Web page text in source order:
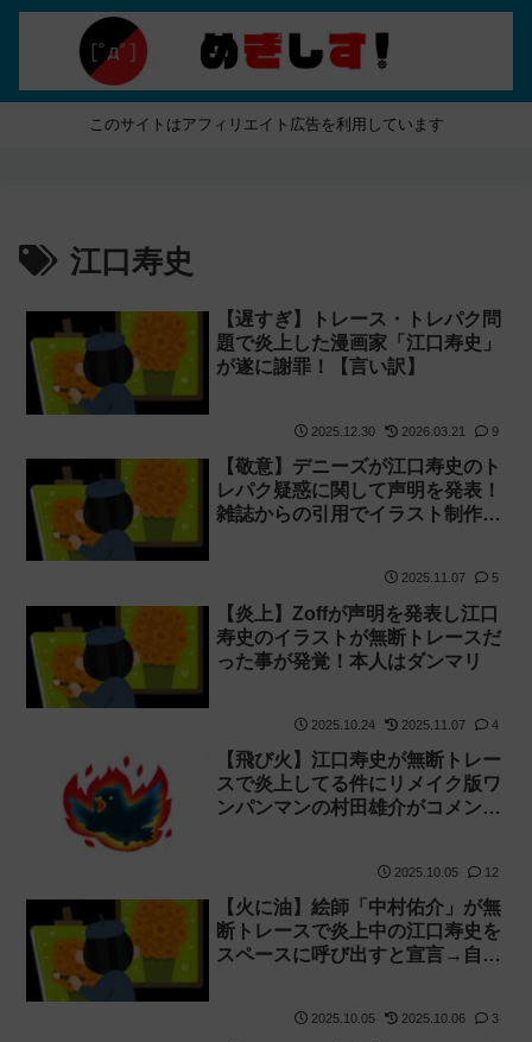
このサイトはアフィリエイト広告を利用しています
江口寿史
【遅すぎ】トレース・トレパク問
題で炎上した漫画家「江口寿史」
が遂に謝罪！【言い訳】
2025.12.30 2026.03.21 9
【敬意】デニーズが江口寿史のト
レパク疑惑に関して声明を発表！
雑誌からの引用でイラスト制作を
2025.11.07 5
【炎上】Zoffが声明を発表し江口
寿史のイラストが無断トレースだ
った事が発覚！本人はダンマリ
2025.10.24 2025.11.07 4
【飛び火】江口寿史が無断トレー
スで炎上してる件にリメイク版ワ
ンパンマンの村田雄介がコメント
2025.10.05 12
【火に油】絵師「中村佑介」が無
断トレースで炎上中の江口寿史を
スペースに呼び出すと宣言→自分
2025.10.05 2025.10.06 3